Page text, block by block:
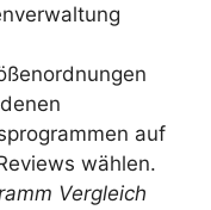
auf
wählen.
Vergleich